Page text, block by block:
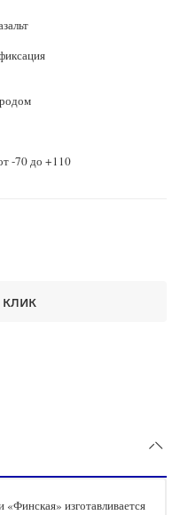
клик
-70 до +110
изготавливается